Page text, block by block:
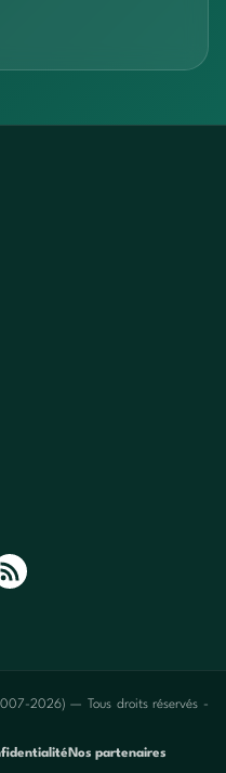
2026) — Tous droits réservés -
Nos partenaires